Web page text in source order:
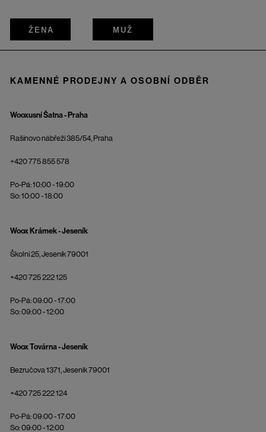
ŽENA MUŽ
KAMENNÉ PRODEJNY A OSOBNÍ ODBĚR
Wooxusní Šatna - Praha
Rašínovo nábřeží 385/54, Praha
+420 775 855 578
Po-Pá: 10:00 - 19:00
So: 10:00 - 18:00
Woox Krámek - Jeseník
Školní 25, Jeseník 79001
+420 725 222 125
Po-Pá: 09:00 - 17:00
So: 09:00 - 12:00
Woox Továrna - Jeseník
Bezručova 1371, Jeseník 79001
+420 725 222 124
Po-Pá: 09:00 - 17:00
So: 09:00 - 12:00